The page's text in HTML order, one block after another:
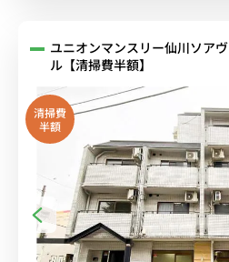
ユニオンマンスリー仙川ソア
ル【清掃費半額】
清掃費
半額